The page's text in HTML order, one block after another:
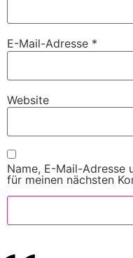
E-Mail-Adresse *
Website
Name, E-Mail-Adresse
für meinen nächsten